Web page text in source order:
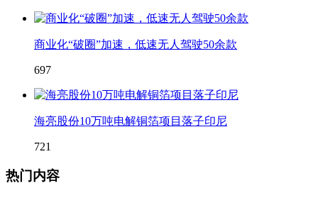
商业化“破圈”加速，低速无人驾驶50余款
697
海亮股份10万吨电解铜箔项目落子印尼
721
热门内容